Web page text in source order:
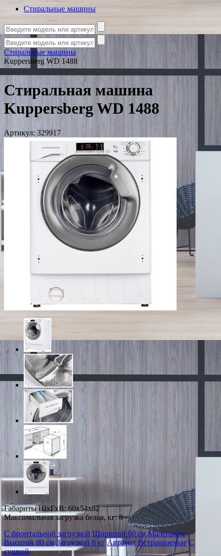
Стиральные машины
Стиральные машины
Kuppersberg WD 1488
Стиральная машина
Kuppersberg WD 1488
Артикул: 329917
Габариты ШxГxВ: 60x54x82
Максимальная загрузка белья, кг: 8
С фронтальной загрузкой Шириной 60 см Маленькие
Высотой 80 см Загрузкой 8 кг Автомат Встраиваемые С
сушкой